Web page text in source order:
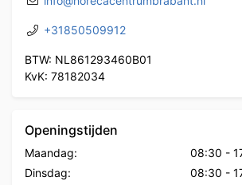
+31850509912
BTW: NL861293460B01
KvK: 78182034
Openingstijden
Maandag: 08:30 -
Dinsdag:
08:30 -